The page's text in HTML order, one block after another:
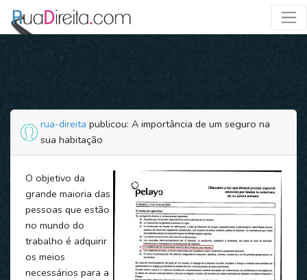
rua-direita publicou: A importância de um seguro na
sua habitação
O objetivo da
grande maioria das
pessoas que estão
no mundo do
trabalho é adquirir
os meios
necessários para a